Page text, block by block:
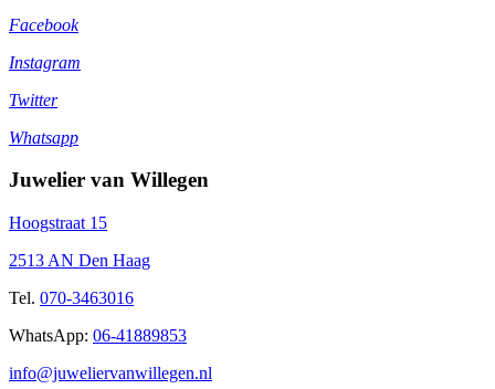
Facebook
Instagram
Twitter
Whatsapp
Juwelier van Willegen
Hoogstraat 15
2513 AN Den Haag
Tel. 070-3463016
WhatsApp: 06-41889853
info@juweliervanwillegen.nl